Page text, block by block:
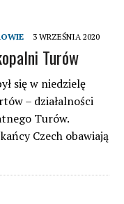
3 WRZEŚNIA 2020
Turów
się w niedzielę
– działalności
Turów.
Czech obawiają